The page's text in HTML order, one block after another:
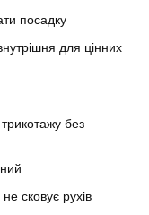
посадку
для цінних
трикотажу без
сковує рухів